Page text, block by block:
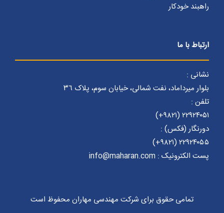
راهبند خودکار
ارتباط با ما
نشانی :
بلوار میرداماد، نفت شمالی، خیابان سوم، پلاک ٣٦
تلفن :
۲۲۹۲۴۰۵۱ (۹۸۲۱+)
دورنگار (فکس) :
۲۲۹۲۴۰۵۵ (۹۸۲۱+)
پست الکترونیک : info@maharan.com
تمامی حقوق برای شرکت مهندسی مهاران محفوظ است